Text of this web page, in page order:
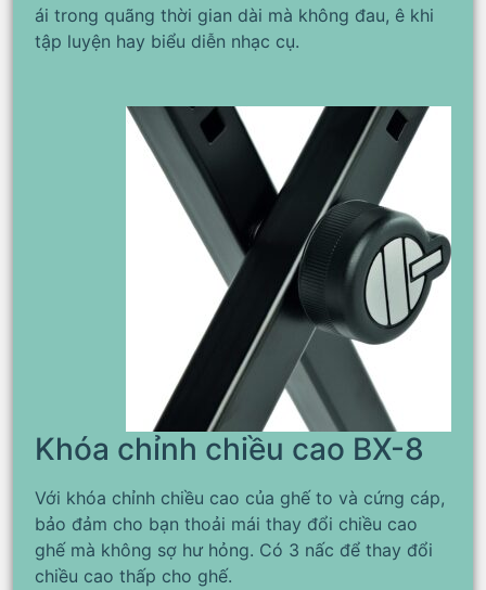
ái trong quãng thời gian dài mà không đau, ê khi
tập luyện hay biểu diễn nhạc cụ.
Khóa chỉnh chiều cao BX-8
Với khóa chỉnh chiều cao của ghế to và cứng cáp,
bảo đảm cho bạn thoải mái thay đổi chiều cao
ghế mà không sợ hư hỏng. Có 3 nấc để thay đổi
chiều cao thấp cho ghế.